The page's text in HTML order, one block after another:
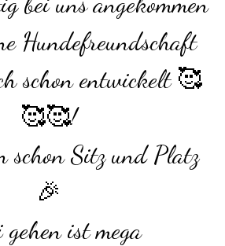
Hundefreundschaft
schon entwickelt 🥰
🥰🥰!
schon Sitz und Platz
🎉
gehen ist mega